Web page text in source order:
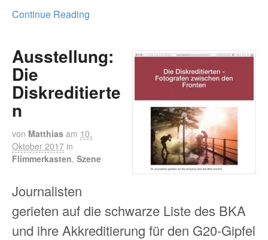
Continue Reading
Ausstellung:
Die
Diskreditierte
n
von Matthias am 10.
Oktober 2017 in
Flimmerkasten, Szene
Journalisten
gerieten auf die schwarze Liste des BKA
und ihre Akkreditierung für den G20-Gipfel